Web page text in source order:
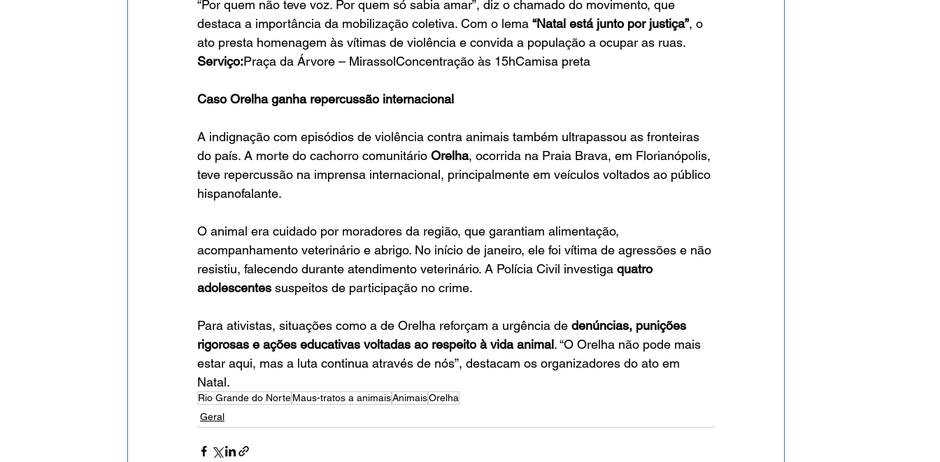
“Por quem não teve voz. Por quem só sabia amar”, diz o chamado do movimento, que
destaca a importância da mobilização coletiva. Com o lema “Natal está junto por justiça”, o
ato presta homenagem às vítimas de violência e convida a população a ocupar as ruas.
Serviço:Praça da Árvore – MirassolConcentração às 15hCamisa preta
Caso Orelha ganha repercussão internacional
A indignação com episódios de violência contra animais também ultrapassou as fronteiras
do país. A morte do cachorro comunitário Orelha, ocorrida na Praia Brava, em Florianópolis,
teve repercussão na imprensa internacional, principalmente em veículos voltados ao público
hispanofalante.
O animal era cuidado por moradores da região, que garantiam alimentação,
acompanhamento veterinário e abrigo. No início de janeiro, ele foi vítima de agressões e não
resistiu, falecendo durante atendimento veterinário. A Polícia Civil investiga quatro
adolescentes suspeitos de participação no crime.
Para ativistas, situações como a de Orelha reforçam a urgência de denúncias, punições
rigorosas e ações educativas voltadas ao respeito à vida animal. “O Orelha não pode mais
estar aqui, mas a luta continua através de nós”, destacam os organizadores do ato em
Natal.
Rio Grande do NorteMaus-tratos a animaisAnimaisOrelha
Geral